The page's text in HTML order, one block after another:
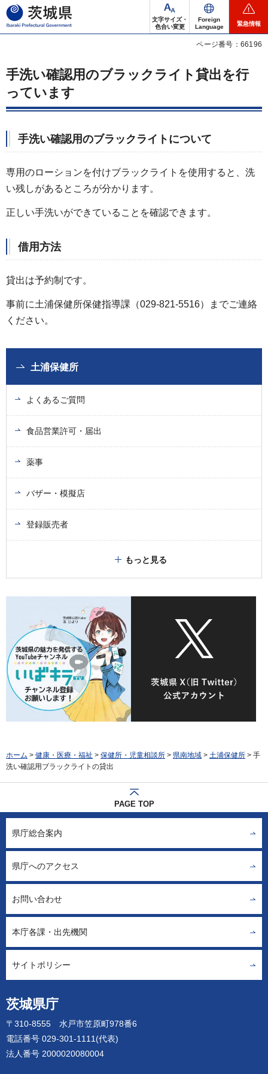
茨城県
文字サイズ・
色合い変更
Foreign
Language
緊急情報
ページ番号：66196
手洗い確認用のブラックライト貸出を行
っています
手洗い確認用のブラックライトについて
専用のローションを付けブラックライトを使用すると、洗
い残しがあるところが分かります。
正しい手洗いができていることを確認できます。
借用方法
貸出は予約制です。
事前に土浦保健所保健指導課（029-821-5516）までご連絡
ください。
土浦保健所
よくあるご質問
食品営業許可・届出
薬事
バザー・模擬店
登録販売者
もっと見る
ホーム > 健康・医療・福祉 > 保健所・児童相談所 > 県南地域 > 土浦保健所 > 手
洗い確認用ブラックライトの貸出
PAGE TOP
茨城県庁
〒310-8555 水戸市笠原町978番6
電話番号 029-301-1111(代表)
法人番号 2000020080004
県庁総合案内
県庁へのアクセス
お問い合わせ
本庁各課・出先機関
サイトポリシー